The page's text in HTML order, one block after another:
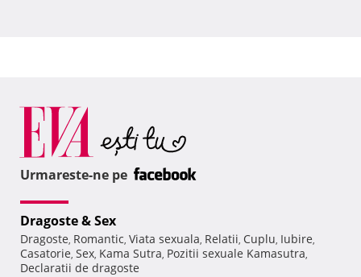
Urmareste-ne pe
Dragoste & Sex
Dragoste, Romantic, Viata sexuala, Relatii, Cuplu, Iubire,
Casatorie, Sex, Kama Sutra, Pozitii sexuale Kamasutra,
Declaratii de dragoste